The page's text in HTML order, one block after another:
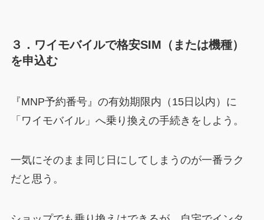
３．ワイモバイルで格安SIM（または機種）
を申込む
『MNP予約番号』の有効期限内（15日以内）に
「ワイモバイル」へ乗り換えの手続きをしよう。
一気にそのまま同じ日にしてしまうのが一番ラク
だと思う。